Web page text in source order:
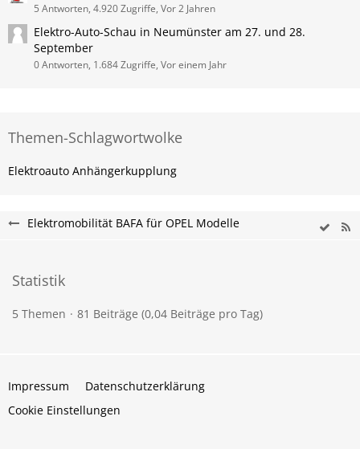
5 Antworten, 4.920 Zugriffe, Vor 2 Jahren
Elektro-Auto-Schau in Neumünster am 27. und 28.
September
0 Antworten, 1.684 Zugriffe, Vor einem Jahr
Themen-Schlagwortwolke
Elektroauto Anhängerkupplung
Elektromobilität BAFA für OPEL Modelle
Statistik
5 Themen 81 Beiträge (0,04 Beiträge pro Tag)
Impressum
Datenschutzerklärung
Cookie Einstellungen